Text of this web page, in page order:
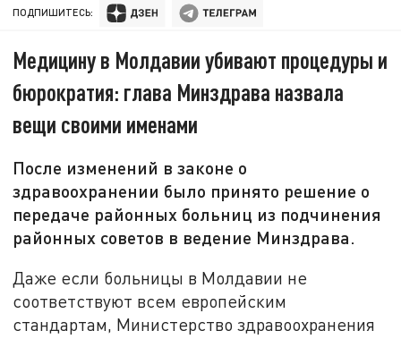
ПОДПИШИТЕСЬ:
Медицину в Молдавии убивают процедуры и
бюрократия: глава Минздрава назвала
вещи своими именами
После изменений в законе о
здравоохранении было принято решение о
передаче районных больниц из подчинения
районных советов в ведение Минздрава.
Даже если больницы в Молдавии не
соответствуют всем европейским
стандартам, Министерство здравоохранения